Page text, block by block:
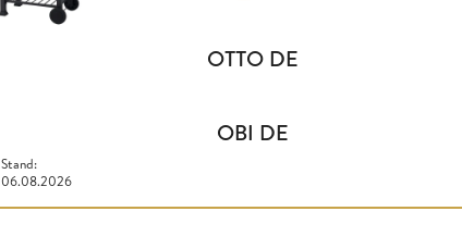
Stand:
06.08.2026
OTTO DE
OBI DE